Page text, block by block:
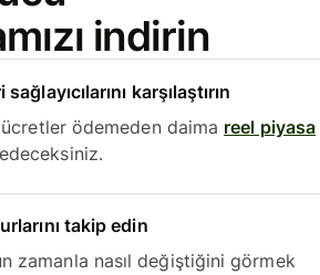
indirin
karşılaştırın
ödemeden daima reel piyasa
takip edin
zamanla nasıl değiştiğini görmek